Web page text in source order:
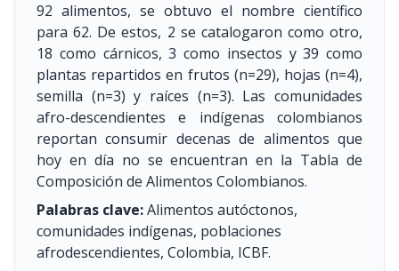
92 alimentos, se obtuvo el nombre científico
para 62. De estos, 2 se catalogaron como otro,
18 como cárnicos, 3 como insectos y 39 como
plantas repartidos en frutos (n=29), hojas (n=4),
semilla (n=3) y raíces (n=3). Las comunidades
afro-descendientes e indígenas colombianos
reportan consumir decenas de alimentos que
hoy en día no se encuentran en la Tabla de
Composición de Alimentos Colombianos.
Palabras clave:Alimentos autóctonos,
comunidades indígenas, poblaciones
afrodescendientes, Colombia, ICBF.